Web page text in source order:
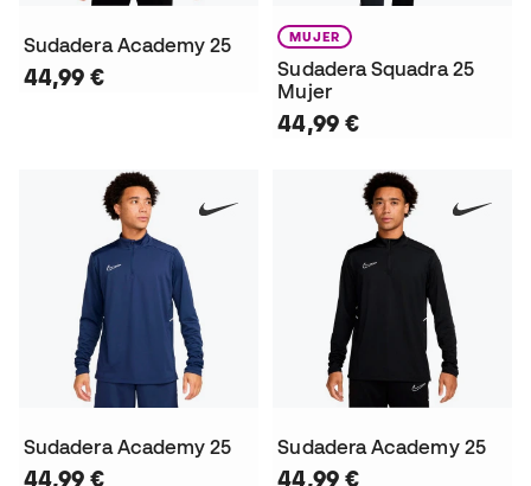
Sudadera Academy 25
44,99 €
MUJER
Sudadera Squadra 25
Mujer
44,99 €
Sudadera Academy 25
44,99 €
Sudadera Academy 25
44,99 €